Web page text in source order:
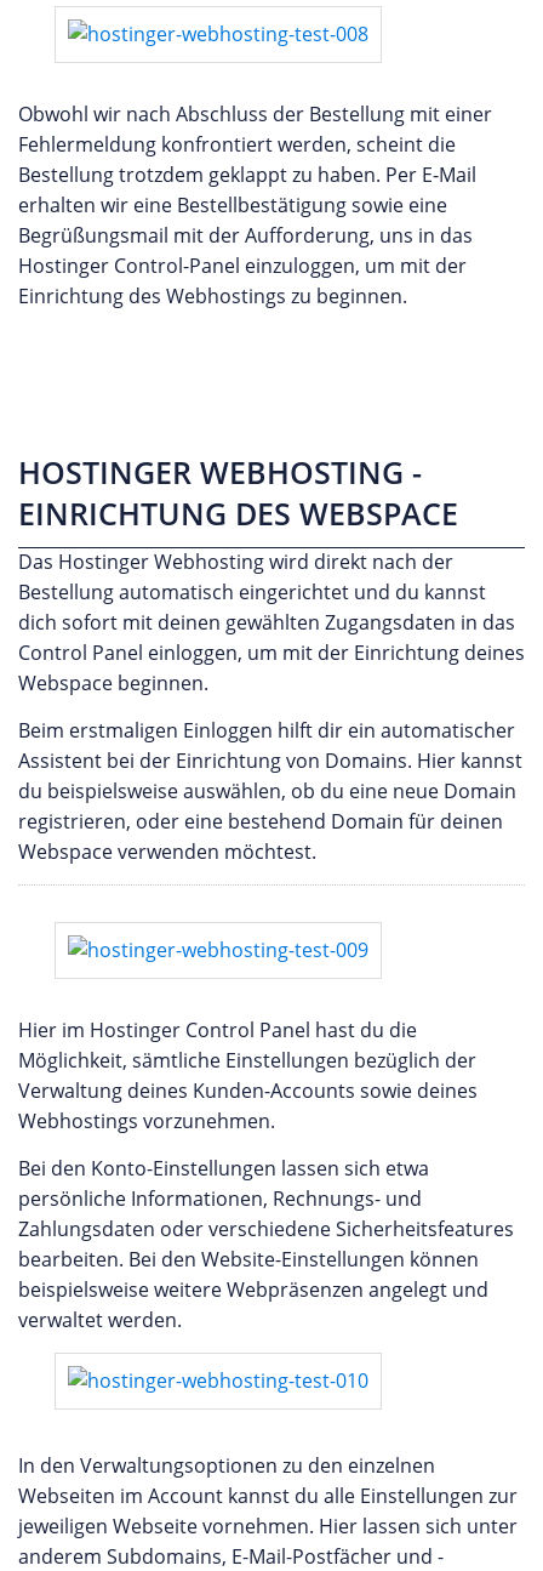
Obwohl wir nach Abschluss der Bestellung mit einer
Fehlermeldung konfrontiert werden, scheint die
Bestellung trotzdem geklappt zu haben. Per E-Mail
erhalten wir eine Bestellbestätigung sowie eine
Begrüßungsmail mit der Aufforderung, uns in das
Hostinger Control-Panel einzuloggen, um mit der
Einrichtung des Webhostings zu beginnen.
HOSTINGER WEBHOSTING -
EINRICHTUNG DES WEBSPACE
Das Hostinger Webhosting wird direkt nach der
Bestellung automatisch eingerichtet und du kannst
dich sofort mit deinen gewählten Zugangsdaten in das
Control Panel einloggen, um mit der Einrichtung deines
Webspace beginnen.
Beim erstmaligen Einloggen hilft dir ein automatischer
Assistent bei der Einrichtung von Domains. Hier kannst
du beispielsweise auswählen, ob du eine neue Domain
registrieren, oder eine bestehend Domain für deinen
Webspace verwenden möchtest.
Hier im Hostinger Control Panel hast du die
Möglichkeit, sämtliche Einstellungen bezüglich der
Verwaltung deines Kunden-Accounts sowie deines
Webhostings vorzunehmen.
Bei den Konto-Einstellungen lassen sich etwa
persönliche Informationen, Rechnungs- und
Zahlungsdaten oder verschiedene Sicherheitsfeatures
bearbeiten. Bei den Website-Einstellungen können
beispielsweise weitere Webpräsenzen angelegt und
verwaltet werden.
In den Verwaltungsoptionen zu den einzelnen
Webseiten im Account kannst du alle Einstellungen zur
jeweiligen Webseite vornehmen. Hier lassen sich unter
anderem Subdomains, E-Mail-Postfächer und -